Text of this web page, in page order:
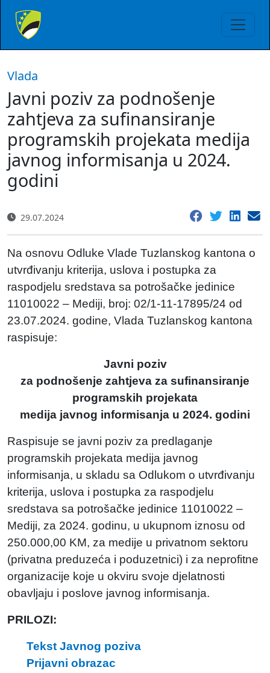
Vlada
Javni poziv za podnošenje
zahtjeva za sufinansiranje
programskih projekata medija
javnog informisanja u 2024.
godini
29.07.2024
Na osnovu Odluke Vlade Tuzlanskog kantona o
utvrđivanju kriterija, uslova i postupka za
raspodjelu sredstava sa potrošačke jedinice
11010022 – Mediji, broj: 02/1-11-17895/24 od
23.07.2024. godine, Vlada Tuzlanskog kantona
raspisuje:
Javni poziv
za podnošenje zahtjeva za sufinansiranje
programskih projekata
medija javnog informisanja u 2024. godini
Raspisuje se javni poziv za predlaganje
programskih projekata medija javnog
informisanja, u skladu sa Odlukom o utvrđivanju
kriterija, uslova i postupka za raspodjelu
sredstava sa potrošačke jedinice 11010022 –
Mediji, za 2024. godinu, u ukupnom iznosu od
250.000,00 KM, za medije u privatnom sektoru
(privatna preduzeća i poduzetnici) i za neprofitne
organizacije koje u okviru svoje djelatnosti
obavljaju i poslove javnog informisanja.
PRILOZI:
Tekst Javnog poziva
Prijavni obrazac